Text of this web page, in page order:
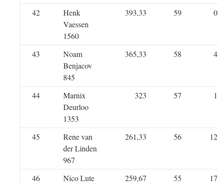
42
Henk
Vaessen
1560
393,33 59 0
43
Noam
Benjacov
845
365,33 58 4
44
Marnix
Deurloo
1353
323 57 1
45
Rene van
der Linden
967
261,33 56 12
46
Nico Lute
259,67 55 17